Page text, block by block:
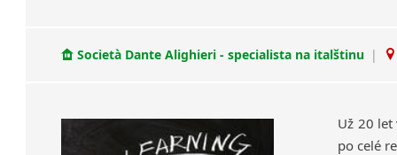
Società Dante Alighieri - specialista na italštinu |
Už 20 let
po celé